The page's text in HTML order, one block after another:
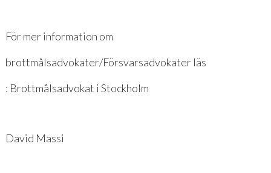
För mer information om
brottmålsadvokater/Försvarsadvokater läs
: Brottmålsadvokat i Stockholm
David Massi